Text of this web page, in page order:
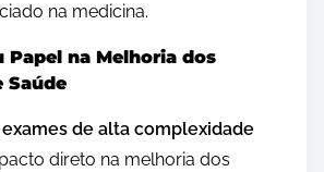
na medicina.
Papel na Melhoria dos
Saúde
exames de alta complexidade
direto na melhoria dos